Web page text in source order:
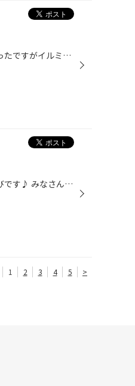
先日ハウステンボスに行ってまいりました(*^_^*) 寒くてたまらなかったですがイルミネーションが綺麗で花火まで見れて満足でした(*^_^*) 今年もあと少しですね(>_<) お店は31日まで営業しておりますので是非ご利用ください(*^_^*)
我が家にもサンタクロースが 来てくれました(о´∀`о) 子供達は大喜びです♪ みなさんのところにも サンタさんは来ましたか？ 私にもサンタさんこないなぁ～ と毎年思ったりしてます(笑)
1 2 3 4 5 >